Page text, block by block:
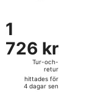
dagar
sen
1
726 kr
Tur-
retur,
hittades
1
726 kr
Tur-och-
retur
hittades för
4 dagar sen